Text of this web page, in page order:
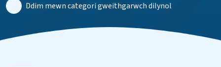
Ddim mewn categori gweithgarwch dilynol